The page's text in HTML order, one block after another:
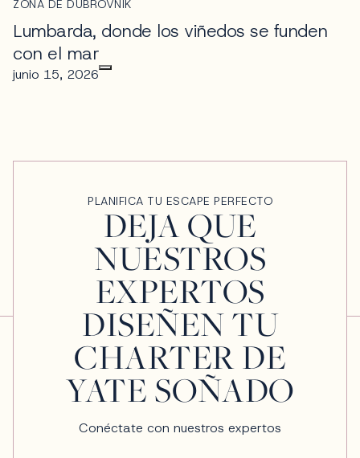
ZONA DE DUBROVNIK
Lumbarda, donde los viñedos se funden
con el mar
junio 15, 2026
PLANIFICA TU ESCAPE PERFECTO
DEJA QUE
NUESTROS
EXPERTOS
DISEÑEN TU
CHARTER DE
YATE SOÑADO
Conéctate con nuestros expertos